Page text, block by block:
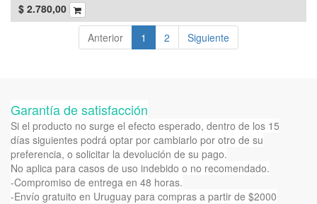
$ 2.780,00
Anterior 1 2 Siguiente
Garantía de satisfacción
Si el producto no surge el efecto esperado, dentro de los 15
días siguientes podrá optar por cambiarlo por otro de su
preferencia, o solicitar la devolución de su pago.
No aplica para casos de uso indebido o no recomendado.
-Compromiso de entrega en 48 horas.
-Envío gratuito en Uruguay para compras a partir de $2000